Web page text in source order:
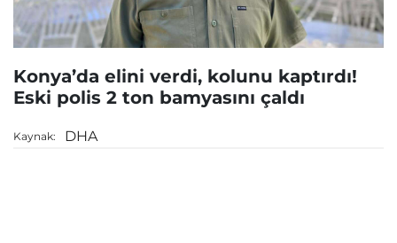
Konya’da elini verdi, kolunu kaptırdı!
Eski polis 2 ton bamyasını çaldı
Kaynak: DHA